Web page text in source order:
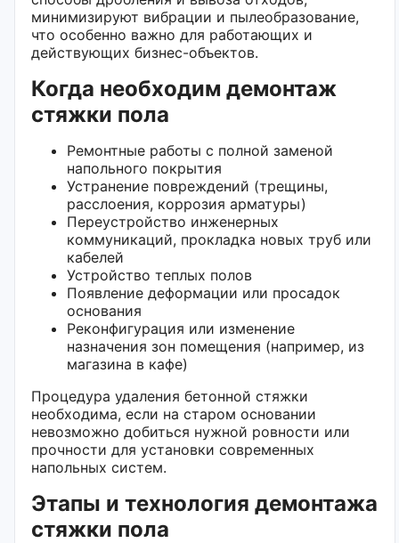
минимизируют вибрации и пылеобразование,
что особенно важно для работающих и
действующих бизнес-объектов.
Когда необходим демонтаж
стяжки пола
Ремонтные работы с полной заменой
напольного покрытия
Устранение повреждений (трещины,
расслоения, коррозия арматуры)
Переустройство инженерных
коммуникаций, прокладка новых труб или
кабелей
Устройство теплых полов
Появление деформации или просадок
основания
Реконфигурация или изменение
назначения зон помещения (например, из
магазина в кафе)
Процедура удаления бетонной стяжки
необходима, если на старом основании
невозможно добиться нужной ровности или
прочности для установки современных
напольных систем.
Этапы и технология демонтажа
стяжки пола